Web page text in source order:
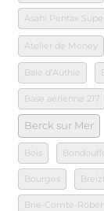
Asahi Pentax
Atelier de Money
Baie d'Authie
Base aérienne 217
Berck sur Mer
Bois
Bourges
Brie-Comte-